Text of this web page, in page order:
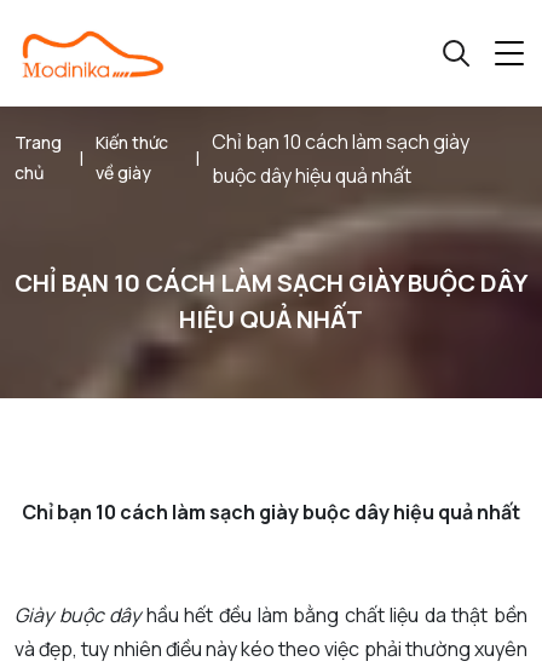
Trang
chủ
|
Kiến thức
về giày
|
Chỉ bạn 10 cách làm sạch giày
buộc dây hiệu quả nhất
CHỈ BẠN 10 CÁCH LÀM SẠCH GIÀY BUỘC DÂY
HIỆU QUẢ NHẤT
Chỉ bạn 10 cách làm sạch giày buộc dây hiệu quả nhất
Giày buộc dâyhầu hết đều làm bằng chất liệu da thật bền
và đẹp, tuy nhiên điều này kéo theo việc phải thường xuyên